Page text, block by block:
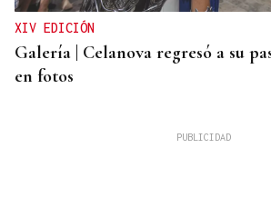
XIV EDICIÓN
Galería | Celanova regresó a su
en fotos